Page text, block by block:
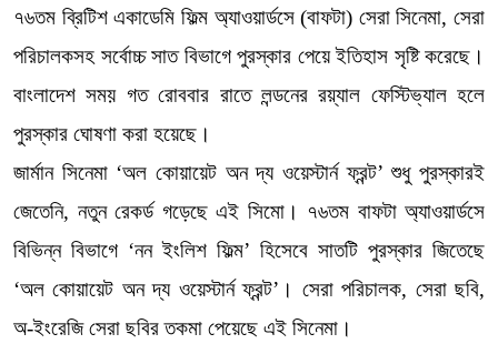
৭৬তম ব্রিটিশ একাডেমি ফিল্ম অ্যাওয়ার্ডসে (বাফটা) সেরা সিনেমা, সেরা
পরিচালকসহ সর্বোচ্চ সাত বিভাগে পুরস্কার পেয়ে ইতিহাস সৃষ্টি করেছে।
বাংলাদেশ সময় গত রোববার রাতে লন্ডনের রয়্যাল ফেস্টিভ্যাল হলে
পুরস্কার ঘোষণা করা হয়েছে।
জার্মান সিনেমা ‘অল কোয়ায়েট অন দ্য ওয়েস্টার্ন ফ্রন্ট’ শুধু পুরস্কারই
জেতেনি, নতুন রেকর্ড গড়েছে এই সিমো। ৭৬তম বাফটা অ্যাওয়ার্ডসে
বিভিন্ন বিভাগে ‘নন ইংলিশ ফিল্ম’ হিসেবে সাতটি পুরস্কার জিতেছে
‘অল কোয়ায়েট অন দ্য ওয়েস্টার্ন ফ্রন্ট’। সেরা পরিচালক, সেরা ছবি,
অ-ইংরেজি সেরা ছবির তকমা পেয়েছে এই সিনেমা।